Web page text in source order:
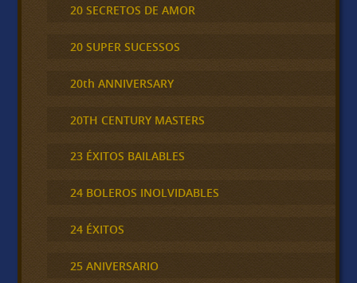
20 SECRETOS DE AMOR
20 SUPER SUCESSOS
20th ANNIVERSARY
20TH CENTURY MASTERS
23 ÉXITOS BAILABLES
24 BOLEROS INOLVIDABLES
24 ÉXITOS
25 ANIVERSARIO